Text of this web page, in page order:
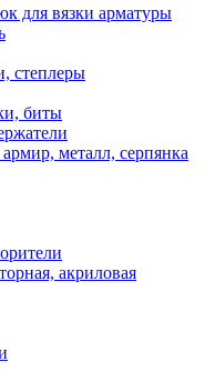
для вязки арматуры
степлеры
биты
металл, серпянка
акриловая